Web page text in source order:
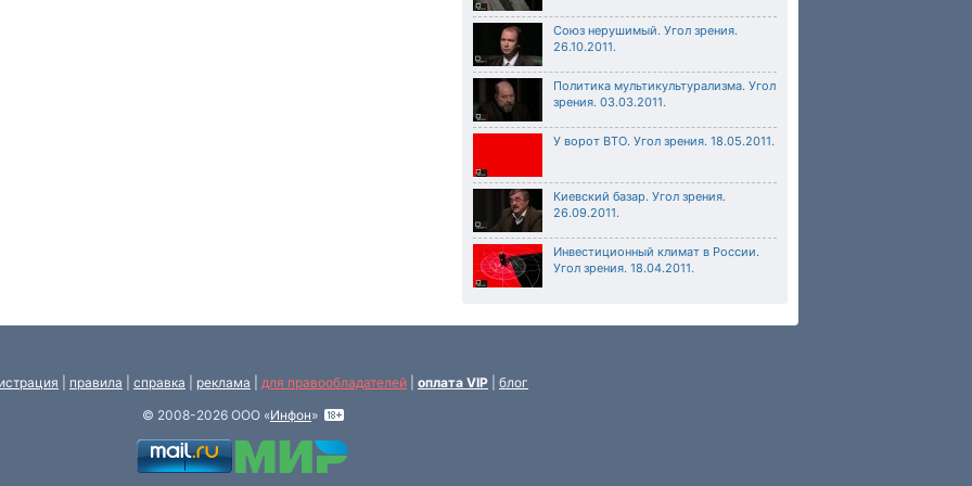
Союз нерушимый. Угол зрения.
26.10.2011.
Политика мультикультурализма. Угол
зрения. 03.03.2011.
У ворот ВТО. Угол зрения. 18.05.2011.
Киевский базар. Угол зрения.
26.09.2011.
Инвестиционный климат в России.
Угол зрения. 18.04.2011.
правила справка реклама для правообладателей оплата VIP
блог
© 2008-2026 ООО «Инфон»